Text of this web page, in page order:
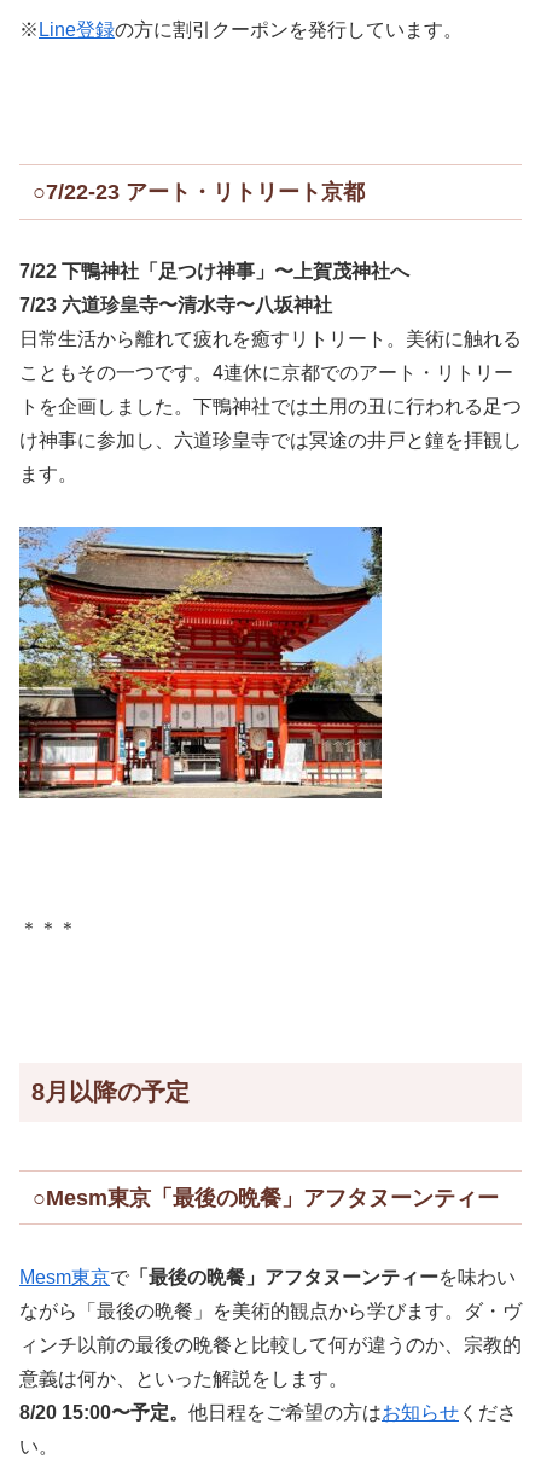
※ Line登録の方に割引クーポンを発行しています。
○7/22-23 アート・リトリート京都
7/22 下鴨神社「足つけ神事」〜上賀茂神社へ
7/23 六道珍皇寺〜清水寺〜八坂神社
日常生活から離れて疲れを癒すリトリート。美術に触れる
こともその一つです。4連休に京都でのアート・リトリー
トを企画しました。下鴨神社では土用の丑に行われる足つ
け神事に参加し、六道珍皇寺では冥途の井戸と鐘を拝観し
ます。
＊＊＊
8月以降の予定
○Mesm東京「最後の晩餐」アフタヌーンティー
Mesm東京で 「最後の晩餐」アフタヌーンティーを味わい
ながら「最後の晩餐」を美術的観点から学びます。ダ・ヴ
ィンチ以前の最後の晩餐と比較して何が違うのか、宗教的
意義は何か、といった解説をします。
8/20 15:00〜予定。 他日程をご希望の方はお知らせ くださ
い。